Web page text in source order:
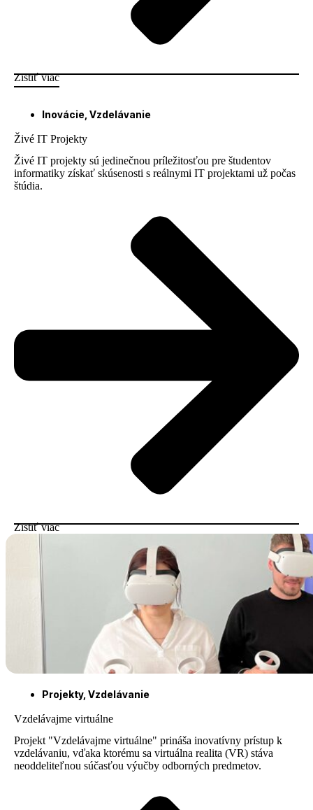
Zistiť viac
Inovácie Vzdelávanie
Živé IT Projekty
Živé IT projekty sú jedinečnou príležitosťou pre študentov
informatiky získať skúsenosti s reálnymi IT projektami už počas
štúdia.
Zistiť viac
Projekty, Vzdelávanie
Vzdelávajme virtuálne
Projekt "Vzdelávajme virtuálne" prináša inovatívny prístup k
vzdelávaniu, vďaka ktorému sa virtuálna realita (VR) stáva
neoddeliteľnou súčasťou výučby odborných predmetov.